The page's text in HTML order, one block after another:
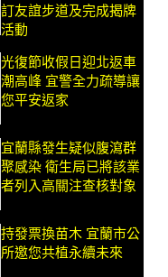
訂友誼步道及完成揭牌
活動
光復節收假日迎北返車
潮高峰 宜警全力疏導讓
您平安返家
宜蘭縣發生疑似腹瀉群
聚感染 衛生局已將該業
者列入高關注查核對象
持發票換苗木 宜蘭市公
所邀您共植永續未來